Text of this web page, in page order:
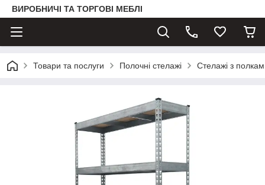
ВИРОБНИЧІ ТА ТОРГОВІ МЕБЛІ
Товари та послуги Полочні стелажі Стелажі з